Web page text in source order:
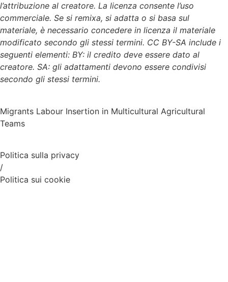
l’attribuzione al creatore. La licenza consente l’uso
commerciale. Se si remixa, si adatta o si basa sul
materiale, è necessario concedere in licenza il materiale
modificato secondo gli stessi termini. CC BY-SA include i
seguenti elementi: BY: il credito deve essere dato al
creatore. SA: gli adattamenti devono essere condivisi
secondo gli stessi termini.
Migrants Labour Insertion in Multicultural Agricultural
Teams
Politica sulla privacy
/
Politica sui cookie